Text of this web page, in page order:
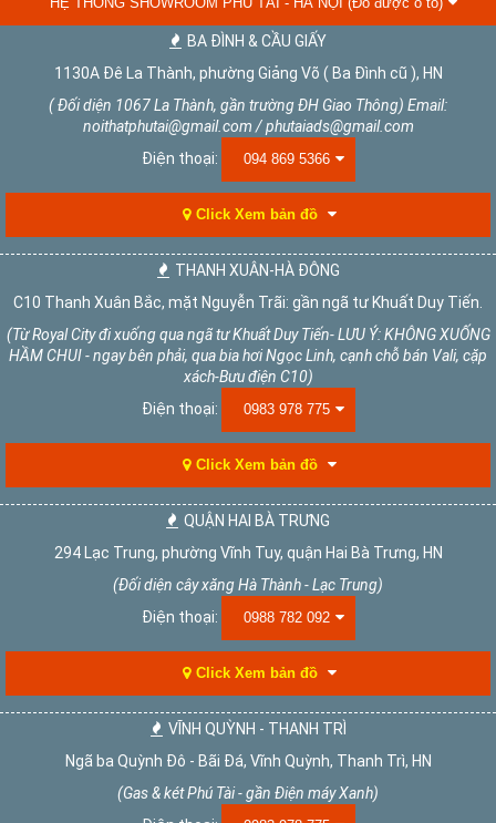
BA ĐÌNH & CẦU GIẤY
1130A Đê La Thành, phường Giảng Võ ( Ba Đình cũ ), HN
( Đối diện 1067 La Thành, gần trường ĐH Giao Thông) Email:
noithatphutai@gmail.com / phutaiads@gmail.com
Điện thoại:
094 869 5366
Click Xem bản đồ
THANH XUÂN-HÀ ĐÔNG
C10 Thanh Xuân Bắc, mặt Nguyễn Trãi: gần ngã tư Khuất Duy Tiến.
(Từ Royal City đi xuống qua ngã tư Khuất Duy Tiến- LƯU Ý: KHÔNG XUỐNG
HẦM CHUI - ngay bên phải, qua bia hơi Ngọc Linh, cạnh chỗ bán Vali, cặp
xách-Bưu điện C10)
Điện thoại:
0983 978 775
Click Xem bản đồ
QUẬN HAI BÀ TRƯNG
294 Lạc Trung, phường Vĩnh Tuy, quận Hai Bà Trưng, HN
(Đối diện cây xăng Hà Thành - Lạc Trung)
Điện thoại:
0988 782 092
Click Xem bản đồ
VĨNH QUỲNH - THANH TRÌ
Ngã ba Quỳnh Đô - Bãi Đá, Vĩnh Quỳnh, Thanh Trì, HN
(Gas & két Phú Tài - gần Điện máy Xanh)